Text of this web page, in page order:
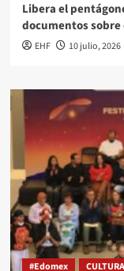
Libera el
documentos sobre
EHF 10 julio, 2026
#Edomex CULTURA